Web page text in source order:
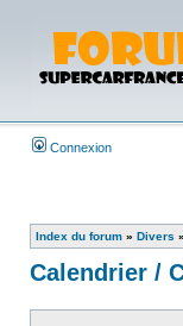
Connexion
Index du forum » Divers »
Calendrier /